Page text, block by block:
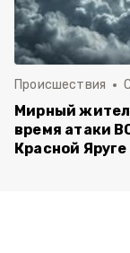
Происшествия
Мирный
время атаки
Красной Яруге